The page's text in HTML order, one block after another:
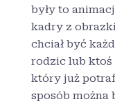
były to
kadry z
chciał być
rodzic lub ktoś
który już
sposób można